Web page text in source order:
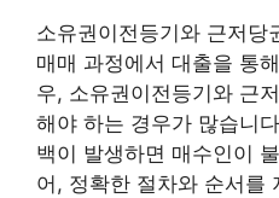
소유권이전등기와 근저당
매매 과정에서 대출을 통
우, 소유권이전등기와 근
해야 하는 경우가 많습니
백이 발생하면 매수인이
어, 정확한 절차와 순서를